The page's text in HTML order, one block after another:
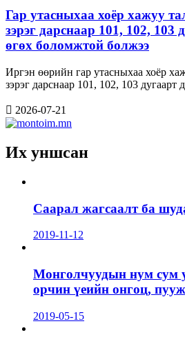
Гар утасныхаа хоёр хажуу
зэрэг дарснаар 101, 102, 103
өгөх боломжтой болжээ
Иргэн өөрийн гар утасныхаа хоёр
зэрэг дарснаар 101, 102, 103 дугаарт
2026-07-21
Их уншсан
Саарал жагсаалт ба
2019-11-12
Монголчуудын нум сум
орчин үеийн онгоц,
2019-05-15